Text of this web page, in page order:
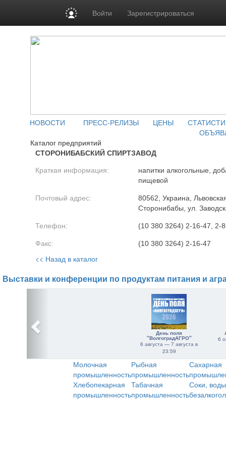
Войти Зарегистрироваться
НОВОСТИ ПРЕСС-РЕЛИЗЫ ЦЕНЫ
Каталог предприятий
СТОРОНИБАБСКИЙ СПИРТЗАВОД
Краткая информация:
напитки алкогольные,
пищевой
Почтовый адрес:
80562, Украина,
Сторонибабы, ул.
Телефон: (10 380 3264) 2-16-47, 2-
Факс: (10 380 3264) 2-16-47
<< Назад в каталог
Выставки и конференции по продуктам питания и
День поля
"ВолгоградАГРО"
6 августа — 7 августа в
23:59
6
Молочная
промышленность
Рыбная
промышленность
Сахарная
Хлебопекарная
промышленность
Табачная
промышленность
Соки,